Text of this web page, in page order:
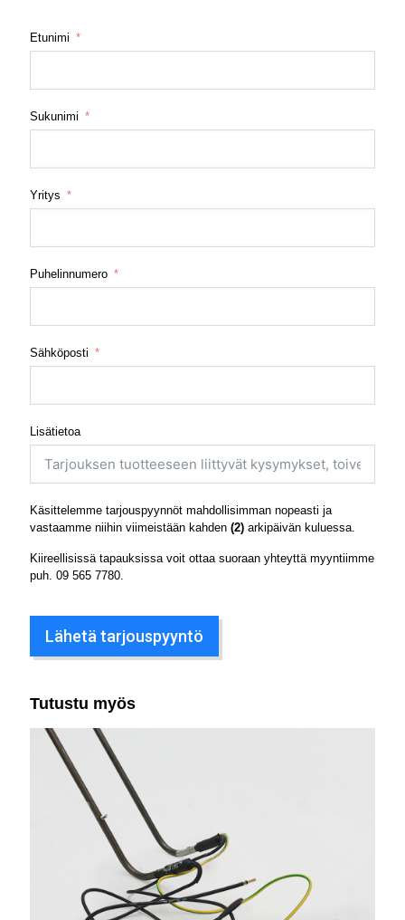
Etunimi
Sukunimi
Yritys
Puhelinnumero
Sähköposti
Lisätietoa
Käsittelemme tarjouspyynnöt mahdollisimman nopeasti ja
vastaamme niihin viimeistään kahden (2) arkipäivän kuluessa.
Kiireellisissä tapauksissa voit ottaa suoraan yhteyttä myyntiimme
puh. 09 565 7780
Lähetä tarjouspyyntö
Tutustu myös